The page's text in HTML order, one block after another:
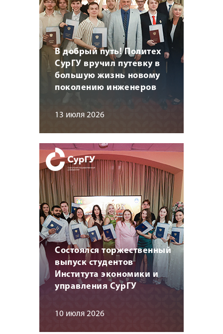
В добрый путь! Политех
СурГУ вручил путевку в
большую жизнь новому
поколению инженеров
13 июля 2026
Состоялся торжественный
выпуск студентов
Института экономики и
управления СурГУ
10 июля 2026